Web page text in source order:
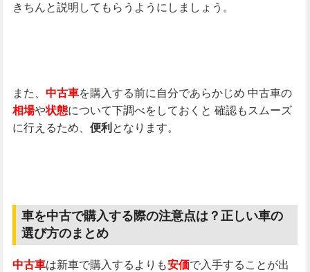
きちんと説明してもらうようにしましょう。
また、 中古車を購入する前に自分であらかじめ 中古車の
相場や状態について下調べをしておくと 確認もスムーズ
に行えるため、 便利 となります。
車を中古で購入する際の注意点は？正しい車の
選び方のまとめ
中古車は新車で購入するよりも安価で入手することが出